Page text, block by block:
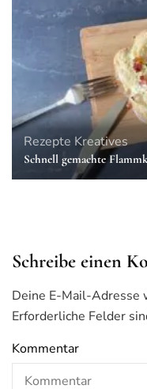
Rezepte Kreatives
Schnell gemachte
Schreibe einen
Deine E-Mail-Adresse
Erforderliche Felder
Kommentar